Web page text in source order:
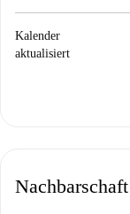
Kalender
aktualisiert